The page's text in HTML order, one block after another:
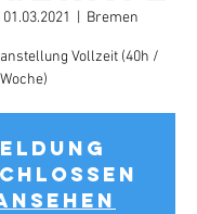
Bremen
Vollzeit (40h /
Woche)